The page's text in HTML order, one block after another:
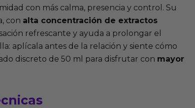
con más calma, presencia y control. Su
con alta concentración de extractos
refrescante y ayuda a prolongar el
aplícala antes de la relación y siente cómo
discreto de 50 ml para disfrutar con mayor